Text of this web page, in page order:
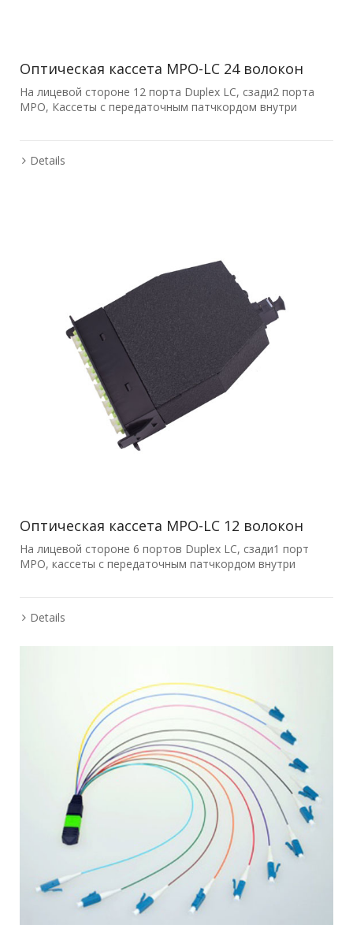
Оптическая кассета MPO-LC 24 волокон
На лицевой стороне 12 порта Duplex LC, сзади2 порта
MPO, Кассеты с передаточным патчкордом внутри
Details
Оптическая кассета MPO-LC 12 волокон
На лицевой стороне 6 портов Duplex LC, сзади1 порт
MPO, кассеты с передаточным патчкордом внутри
Details